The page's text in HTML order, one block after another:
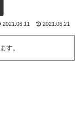
2021.06.11 2021.06.21
す。